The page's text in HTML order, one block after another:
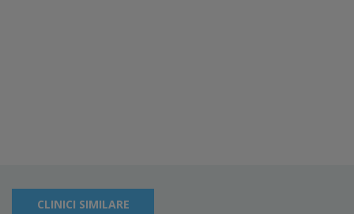
CLINICI SIMILARE